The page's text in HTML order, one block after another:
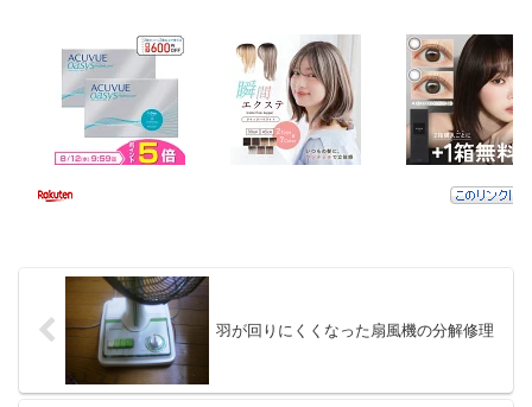
羽が回りにくくなった扇風機の分解修理